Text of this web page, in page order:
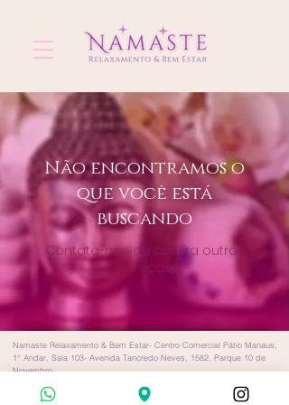
Não encontramos o
que você está
buscando
Contate-nos ou confira outros
serviços
Namaste Relaxamento & Bem Estar- Centro Comercial Pátio Manaus,
1° Andar, Sala 103- Avenida Tancredo Neves, 1582, Parque 10 de
Novembro